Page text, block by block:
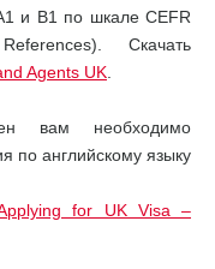
и В1 по шкале CEFR
Скачать
Agents UK
вам необходимо
по английскому языку
for UK Visa –